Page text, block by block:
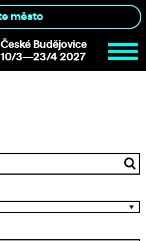
České Budějovice
10/3—23/4 2027